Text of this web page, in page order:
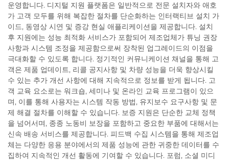
운영합니다. 디지털 지원 플랫폼은 일반적으로 전문 설치자와 애호
가 고객 모두를 위해 복잡한 절차를 단순화하는 인터랙티브 설치 가
이드, 동영상 시연 및 증강 현실 애플리케이션을 제공합니다. 설치
후 지원에는 성능 최적화 서비스가 포함되어 제조업체가 튜닝 권장
사항과 시스템 조정을 제공함으로써 장착된 업그레이드의 이점을
극대화할 수 있도록 합니다. 정기적인 커뮤니케이션 채널을 통해 고
객은 제품 업데이트, 리콜 공지사항 및 차량 성능을 더욱 향상시킬
수 있는 추가 개선 사항에 대해 지속적으로 정보를 받게 됩니다. 고
객 교육 요소로는 워크숍, 세미나 및 온라인 교육 프로그램이 있으
며, 이를 통해 사용자는 시스템 작동 방법, 유지보수 요구사항 및 문
제 해결 절차를 이해할 수 있습니다. 보증 지원은 단순한 교체 정책
을 넘어서며, 종종 노동비 보장을 포함하고 중요한 부품에 대해서는
신속 배송 서비스를 제공합니다. 피드백 수집 시스템을 통해 제조업
체는 다양한 응용 분야에서의 제품 성능에 관한 귀중한 데이터를 수
집하여 지속적인 개선 활동에 기여할 수 있습니다. 포럼, 소셜 미디